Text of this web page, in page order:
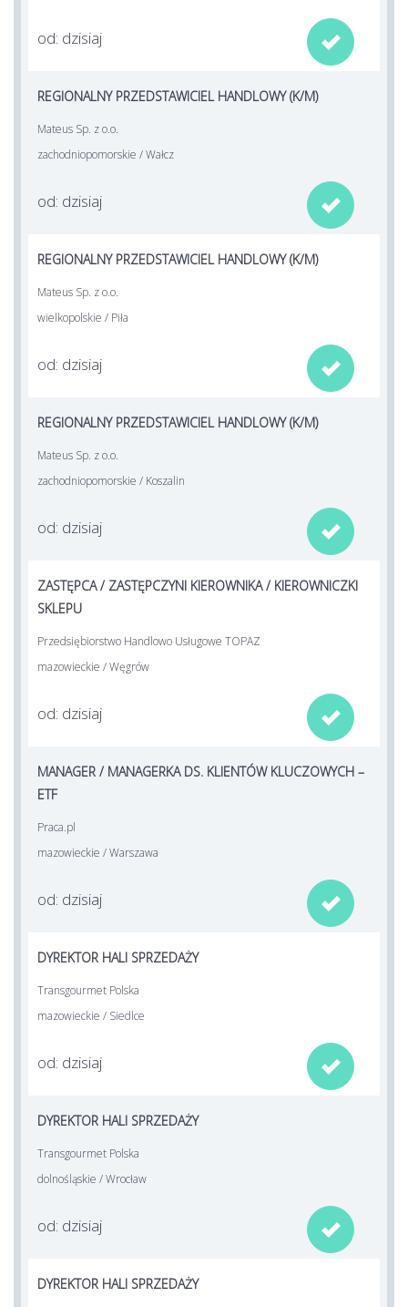
od: dzisiaj 
REGIONALNY PRZEDSTAWICIEL HANDLOWY (K/M)
Mateus Sp. z o.o.
zachodniopomorskie / Wałcz
od: dzisiaj 
REGIONALNY PRZEDSTAWICIEL HANDLOWY (K/M)
Mateus Sp. z o.o.
wielkopolskie / Piła
od: dzisiaj 
REGIONALNY PRZEDSTAWICIEL HANDLOWY (K/M)
Mateus Sp. z o.o.
zachodniopomorskie / Koszalin
od: dzisiaj 
ZASTĘPCA / ZASTĘPCZYNI KIEROWNIKA / KIEROWNICZKI
SKLEPU
Przedsiębiorstwo Handlowo Usługowe TOPAZ
mazowieckie / Węgrów
od: dzisiaj 
MANAGER / MANAGERKA DS. KLIENTÓW KLUCZOWYCH –
ETF
Praca.pl
mazowieckie / Warszawa
od: dzisiaj 
DYREKTOR HALI SPRZEDAŻY
Transgourmet Polska
mazowieckie / Siedlce
od: dzisiaj 
DYREKTOR HALI SPRZEDAŻY
Transgourmet Polska
dolnośląskie / Wrocław
od: dzisiaj 
DYREKTOR HALI SPRZEDAŻY